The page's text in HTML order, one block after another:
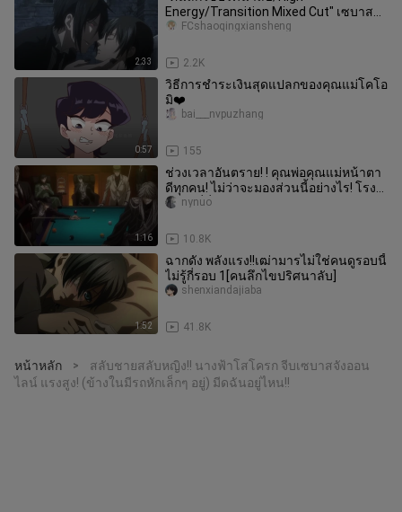
2:33
Energy/Transition Mixed Cut" เซบาส
เตียนโอบกอดเจ้าหญิงแห่งโบซอสอย่างไม่
2.2K
FCshaoqingxiansheng
0:57
วิธีการชำระเงินสุดแปลกของคุณแม่โคโอ
มิ❤️
155
bai___nvpuzhang
1:16
ช่วงเวลาอันตราย! ! คุณพ่อคุณแม่หน้าตา
ดีทุกคน! ไม่ว่าจะมองส่วนนี้อย่างไร! โรง
ศพอยู่ที่นี่แล้ว! [คนไขปริศนาลับ]
10.8K
nynuo
1:52
ฉากดัง พลังแรง!!เฒ่ามารไม่ใช่คนดูรอบนี้
ไม่รู้กี่รอบ 1[คนลึกไขปริศนาลับ]
41.8K
shenxiandajiaba
หน้าหลัก >
สลับชายสลับหญิง!! นางฟ้าโสโครก จีบเซบาสจังออน
ไลน์ แรงสูง! (ข้างในมีรถหักเล็กๆ อยู่) มีดฉันอยู่ไหน!!